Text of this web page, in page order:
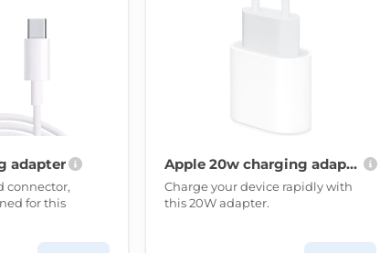
adapter
connector,
for this
Apple 20w charging adapter
Charge your device rapidly with
this 20W adapter.